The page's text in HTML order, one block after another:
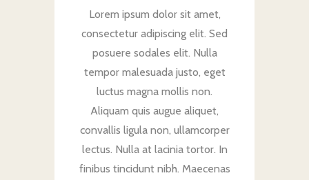
Lorem ipsum dolor sit amet,
consectetur adipiscing elit. Sed
posuere sodales elit. Nulla
tempor malesuada justo, eget
luctus magna mollis non.
Aliquam quis augue aliquet,
convallis ligula non, ullamcorper
lectus. Nulla at lacinia tortor. In
finibus tincidunt nibh. Maecenas